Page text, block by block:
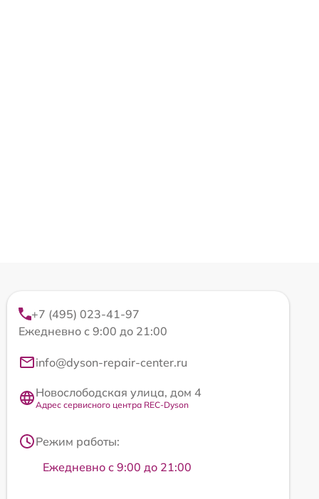
+7 (495) 023-41-97
Ежедневно с 9:00 до 21:00
info@dyson-repair-center.ru
Новослободская улица, дом 4
Адрес сервисного центра REC-Dyson
Режим работы:
Ежедневно с 9:00 до 21:00